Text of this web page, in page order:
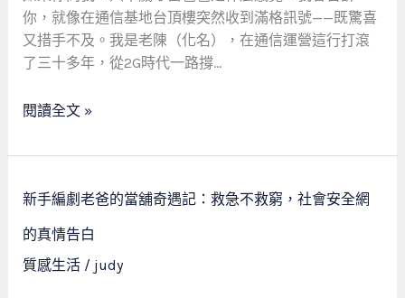
實
故
事
你，就像在通信基地台頂樓突然收到滿格訊號——既驚喜
又措手不及。我是老陳（化名），在通信運營這行打滾
了三十多年，從2G時代一路撐…
煩
惱：
一
60
新
爸
如
何
閱讀全文 »
新手編劇老爸的當舖奇遇記：救急不救窮，社會安全網
的真情告白
質感生活/ judy
新
手
編
劇